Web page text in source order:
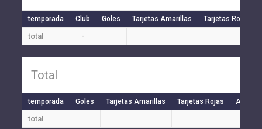
temporada Club Goles Tarjetas Amarillas Tarjetas Rojas
total -
Total
temporada Goles Tarjetas Amarillas Tarjetas Rojas Auto
total